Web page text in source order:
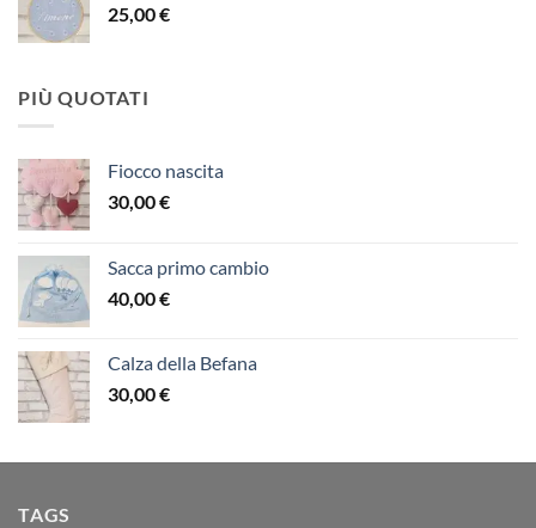
25,00€
PIÙ QUOTATI
Fiocco nascita
30,00€
Sacca primo cambio
40,00€
Calza della Befana
30,00€
TAGS